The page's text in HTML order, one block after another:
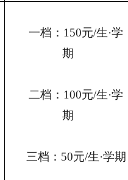
一档：150元/生·学
期
二档：100元/生·学
期
三档：50元/生·学期